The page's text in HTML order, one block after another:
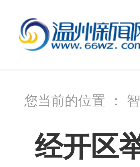
您当前的位置 ：
经开区